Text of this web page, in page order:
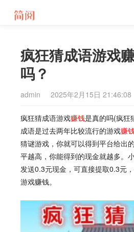
疯狂猜成语游戏
吗？
admin 2025年2月15日 21:46:08
疯狂猜成语游戏赚钱是真的吗(疯狂
成语是过去两年比较流行的游戏赚
猜谜游戏，你就可以得到平台给出
平越高，你能得到的现金就越多。
发送0.3元现金，可直接提取0.3元
游戏赚钱。